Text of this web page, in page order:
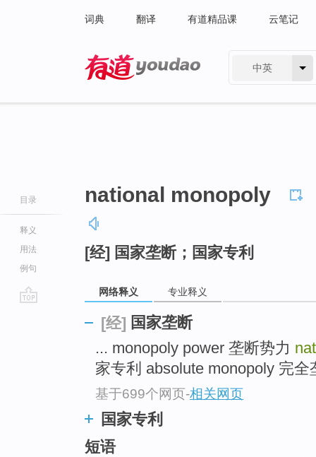
词典 翻译 有道精品课 云笔记
中英
目录
释义
用法
例句
national monopoly
[经] 国家垄断；国家专利
网络释义 专业释义
[经] 国家垄断
... monopoly power 垄断势力
家专利 absolute monopoly 完
基于699个网页-相关网页
国家专利
短语